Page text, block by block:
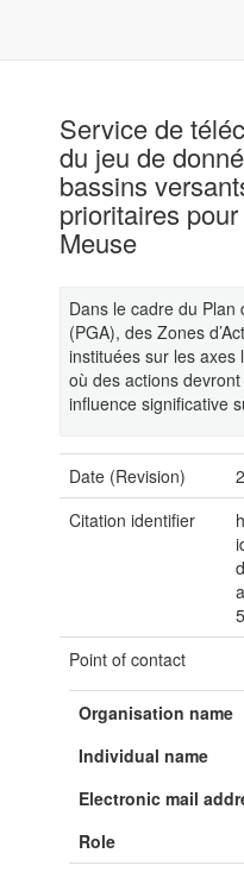
Service de
du jeu de
bassins
prioritaires
Meuse
Dans le cadre du
(PGA), des Zones
instituées sur les axes
où des actions
influence significative
Date (Revision)
Citation identifier
Point of contact
Organisation name
Individual name
Electronic mail
Role